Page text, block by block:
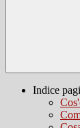
Indice